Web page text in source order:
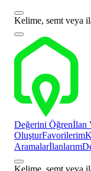
Kelime, semt veya
Değerini Öğrenİlan
OluşturFavorilerim
Aramalarİlanlarım
Kelime, semt veya